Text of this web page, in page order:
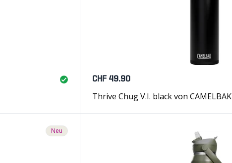
CHF 49.90
Thrive Chug V.I. black von CAMELBAK
Neu